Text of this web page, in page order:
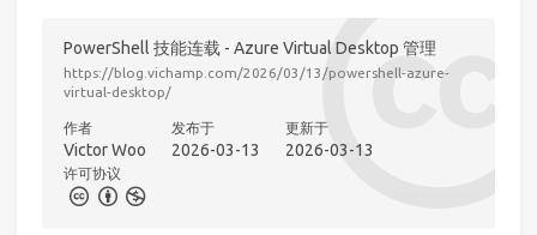
PowerShell 技能连载 - Azure Virtual Desktop 管理
https://blog.vichamp.com/2026/03/13/powershell-azure-
virtual-desktop/
作者
Victor Woo
发布于
2026-03-13
更新于
2026-03-13
许可协议